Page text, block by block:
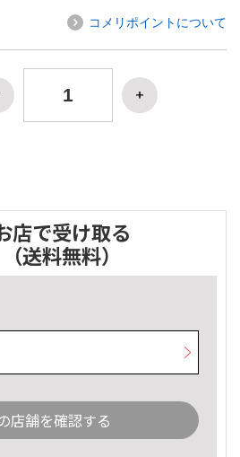
コメリポイントについて
店で受け取る
（送料無料）
店舗を確認する